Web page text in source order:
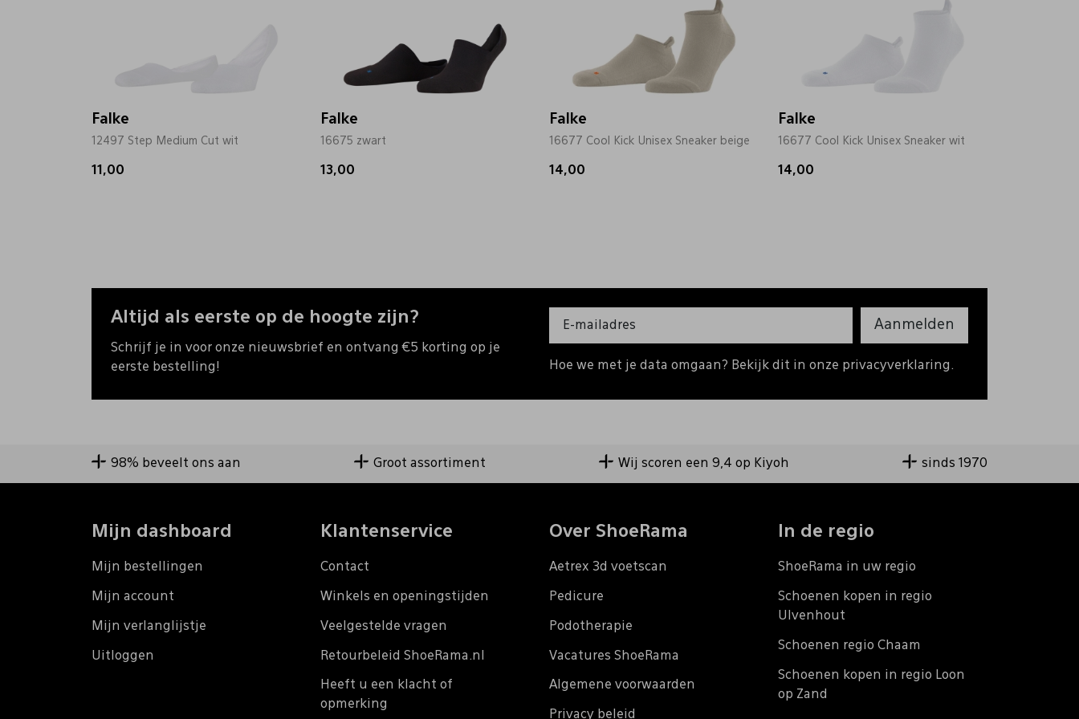
Falke
12497 Step Medium Cut wit
11,00
Falke
16675 zwart
13,00
Falke
16677 Cool Kick Unisex Sneaker beige
14,00
Falke
16677 Cool Kick Unisex Sneaker wit
14,00
Altijd als eerste op de hoogte zijn?
Schrijf je in voor onze nieuwsbrief en ontvang €5 korting op je
eerste bestelling!
Aanmelden
Hoe we met je data omgaan? Bekijk dit in onze privacyverklaring.
98% beveelt ons aan Groot assortiment Wij scoren een 9,4 op Kiyoh sinds 1970
Mijn dashboard
Mijn bestellingen
Mijn account
Mijn verlanglijstje
Uitloggen
Klantenservice
Contact
Winkels en openingstijden
Veelgestelde vragen
Retourbeleid ShoeRama.nl
Heeft u een klacht of
opmerking
Over ShoeRama
Aetrex 3d voetscan
Pedicure
Podotherapie
Vacatures ShoeRama
Algemene voorwaarden
Privacy beleid
In de regio
ShoeRama in uw regio
Schoenen kopen in regio
Ulvenhout
Schoenen regio Chaam
Schoenen kopen in regio Loon
op Zand